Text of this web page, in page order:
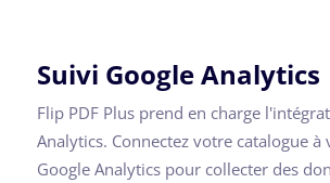
Suivi Google Analytics
Flip PDF Plus prend en charge
Analytics. Connectez votre catalogue
Google Analytics pour collecter des